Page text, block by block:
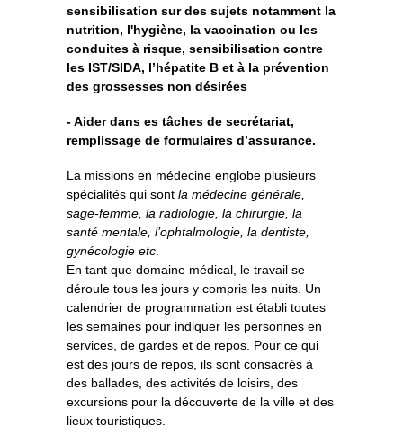
sensibilisation sur des sujets notamment la
nutrition, l'hygiène, la vaccination ou les
conduites à risque, sensibilisation contre
les IST/SIDA, l’hépatite B et à la prévention
des grossesses non désirées
- Aider dans es tâches de secrétariat,
remplissage de formulaires d’assurance.
La missions en médecine englobe plusieurs
spécialités qui sont la médecine générale,
sage-femme, la radiologie, la chirurgie, la
santé mentale, l’ophtalmologie, la dentiste,
gynécologie etc
En tant que domaine médical, le travail se
déroule tous les jours y compris les nuits. Un
calendrier de programmation est établi toutes
les semaines pour indiquer les personnes en
services, de gardes et de repos. Pour ce qui
est des jours de repos, ils sont consacrés à
des ballades, des activités de loisirs, des
excursions pour la découverte de la ville et des
lieux touristiques.